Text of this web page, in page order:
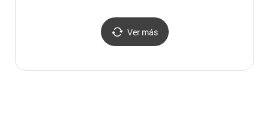
Ver más